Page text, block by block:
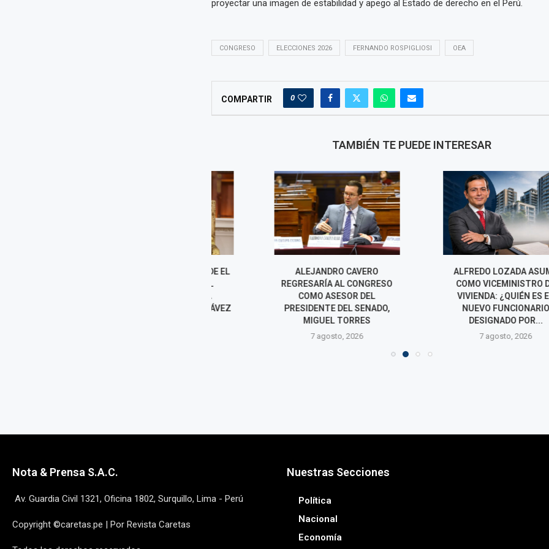
proyectar una imagen de estabilidad y apego al Estado de derecho en el Perú.
CONGRESO ELECCIONES 2026 FERNANDO ROSPIGLIOSI OEA
COMPARTIR 0
TAMBIÉN TE PUEDE INTERESAR
ALEJANDRO CAVERO
REGRESARÍA AL CONGRESO
COMO ASESOR DEL
PRESIDENTE DEL SENADO,
MIGUEL TORRES
ALFREDO LOZADA ASUME
COMO VICEMINISTRO DE
VIVIENDA: ¿QUIÉN ES EL
NUEVO FUNCIONARIO
BETSSY
RUMBO A
RECIBIR
7
Nota & Prensa S.A.C.
Av. Guardia Civil 1321, Oficina 1802, Surquillo, Lima - Perú
Copyright ©caretas.pe | Por Revista Caretas
Nuestras Secciones
Política
Nacional
Economía